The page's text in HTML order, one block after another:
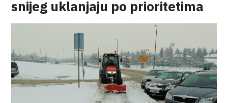
snijeg uklanjaju po prioritetima